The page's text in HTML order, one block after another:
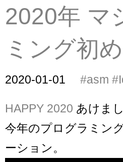
2020年 マ
ミング初め
2020-01-01 #asm
HAPPY 2020 あけま
今年のプログラミン
ーション。